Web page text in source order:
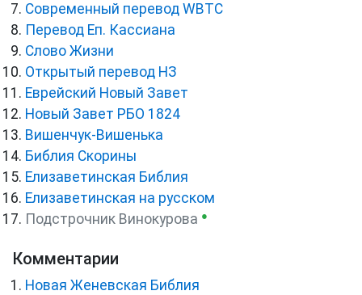
Cовременный перевод WBTC
Перевод Еп. Кассиана
Слово Жизни
Открытый перевод НЗ
Еврейский Новый Завет
Новый Завет РБО 1824
Вишенчук-Вишенька
Библия Скорины
Елизаветинская Библия
Елизаветинская на русском
Подстрочник Винокурова ●
Комментарии
Новая Женевская Библия